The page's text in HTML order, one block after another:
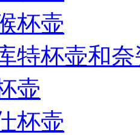
杯壶
特杯壶和
壶
杯壶